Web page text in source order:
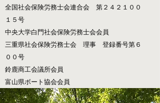
全国社会保険労務士会連合会 第２４２１００
１５号
中央大学白門社会保険労務士会会員
​​三重県社会保険労務士会 理事 登録番号第６
００号
​鈴鹿商工会議所会員
富山県ボート協会会員